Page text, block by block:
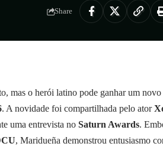
Share
mas o herói latino pode ganhar um
. A novidade foi compartilhada pelo ator
uma entrevista no Saturn Awards.
, Maridueña demonstrou entusiasmo